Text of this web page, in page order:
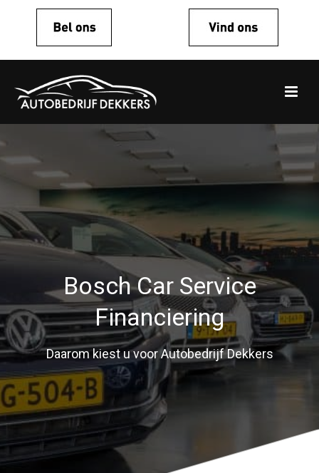
Bosch Car Service
Financiering
Daarom kiest u voor Autobedrijf Dekkers